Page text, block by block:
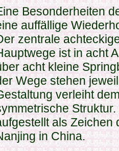
Besonderheiten
auffällige
zentrale
ist in acht
acht kleine
Wege stehen
verleiht
als Zeichen
in China.